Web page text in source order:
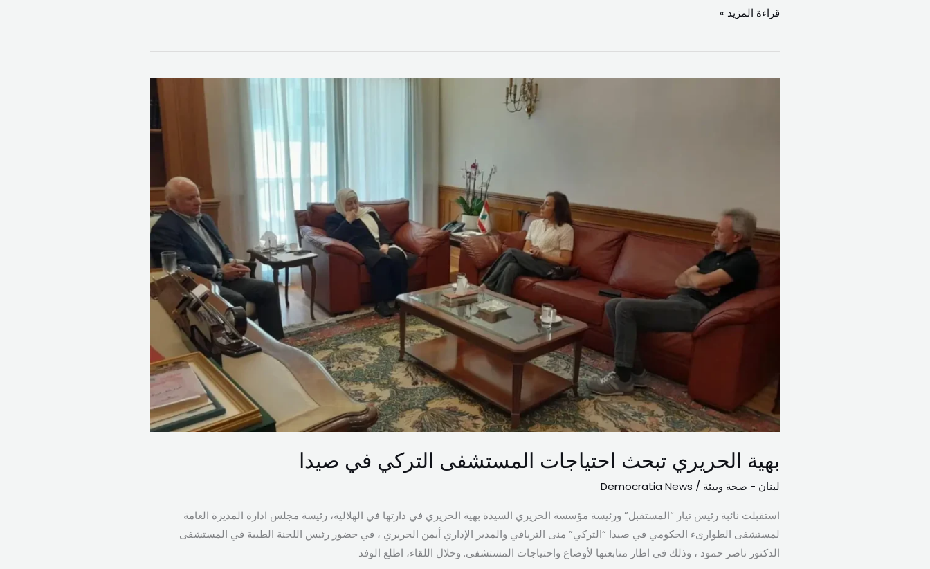
نيوز”
قراءة المزيد »
بهية الحريري تبحث احتياجات المستشفى التركي في صيدا
لبنان - صحة وبيئة /
Democratia News
استقبلت نائبة رئيس تيار “المستقبل” ورئيسة مؤسسة الحريري السيدة بهية الحريري في دارتها في الهلالية، رئيسة مجلس ادارة المديرة العامة
لمستشفى الطوارىء الحكومي في صيدا “التركي” منى الترياقي والمدير الإداري أيمن الحريري ، في حضور رئيس اللجنة الطبية في المستشفى
الدكتور ناصر حمود ، وذلك في اطار متابعتها لأوضاع واحتياجات المستشفى. وخلال اللقاء، اطلع الوفد